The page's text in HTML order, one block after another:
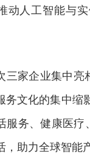
动人工智能与
三家企业集中亮
务文化的集中缩
服务、健康医
，助力全球智能